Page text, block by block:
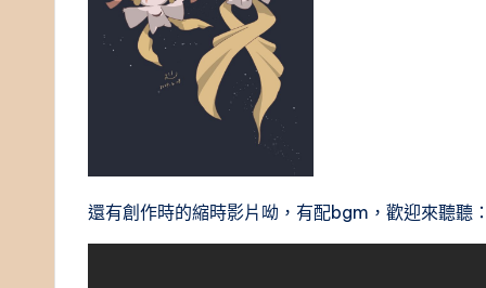
還有創作時的縮時影片呦，有配bgm，歡迎來聽聽